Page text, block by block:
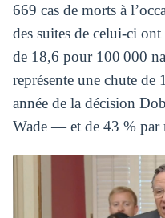
669 cas de morts à
des suites de celui-ci
de 18,6 pour 100 000
représente une chute
année de la décision
Wade — et de 43 % par